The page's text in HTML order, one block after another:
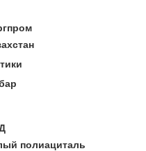
полиациталь